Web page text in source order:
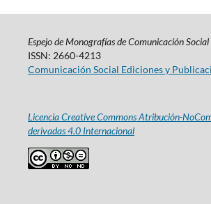
Espejo de Monografías de Comunicación Social
ISSN: 2660-4213
Comunicación Social Ediciones y
Licencia Creative Commons Atribución-
derivadas 4.0 Internacional